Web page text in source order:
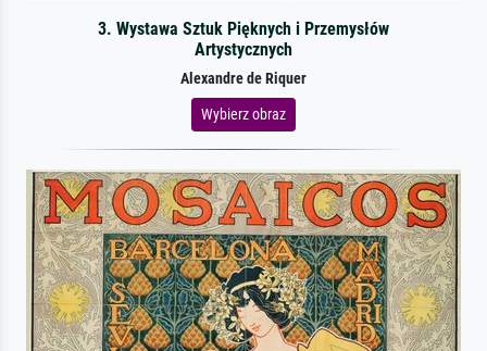
3. Wystawa Sztuk Pięknych i Przemysłów
Artystycznych
Alexandre de Riquer
Wybierz obraz